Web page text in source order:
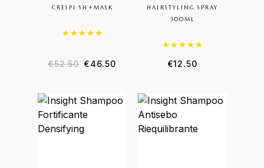
CRESPI SH+MASK
Valutato
€52.50 €46.50
HAIRSTYLING SPRAY
300ML
Valutato
€12.50